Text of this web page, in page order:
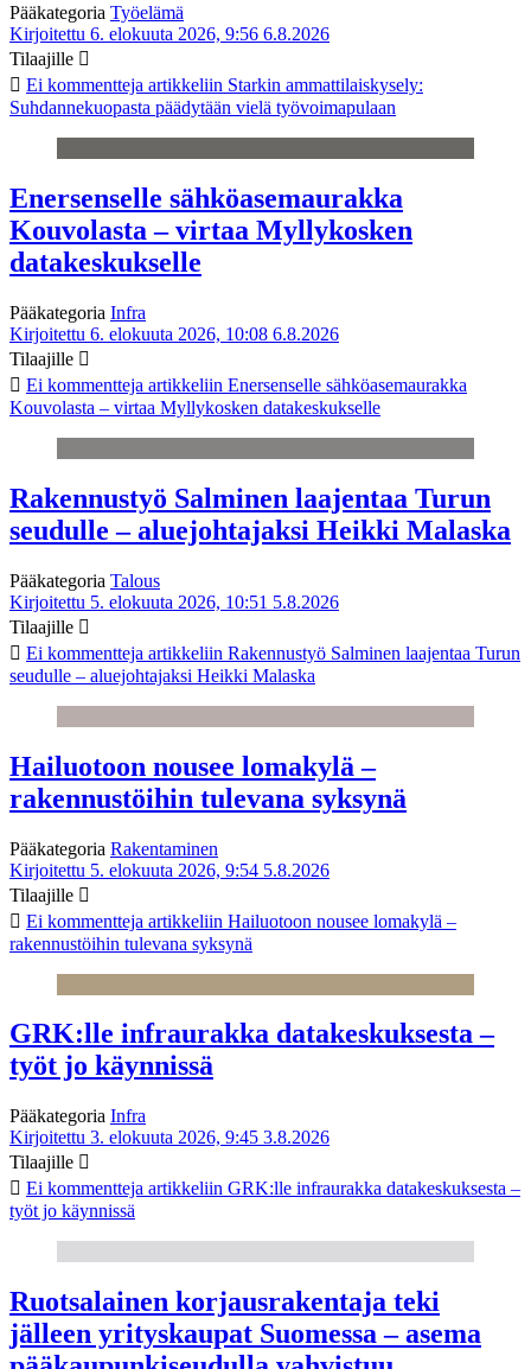
Pääkategoria Työelämä
Kirjoitettu 6. elokuuta 2026, 9:56 6.8.2026
Tilaajille
Ei kommentteja artikkeliin Starkin ammattilaiskysely:
Suhdannekuopasta päädytään vielä työvoimapulaan
Enersenselle sähköasemaurakka
Kouvolasta – virtaa Myllykosken
datakeskukselle
Pääkategoria Infra
Kirjoitettu 6. elokuuta 2026, 10:08 6.8.2026
Tilaajille
Ei kommentteja artikkeliin Enersenselle sähköasemaurakka
Kouvolasta – virtaa Myllykosken datakeskukselle
Rakennustyö Salminen laajentaa Turun
seudulle – aluejohtajaksi Heikki Malaska
Pääkategoria Talous
Kirjoitettu 5. elokuuta 2026, 10:51 5.8.2026
Tilaajille
Ei kommentteja artikkeliin Rakennustyö Salminen laajentaa Turun
seudulle – aluejohtajaksi Heikki Malaska
Hailuotoon nousee lomakylä –
rakennustöihin tulevana syksynä
Pääkategoria Rakentaminen
Kirjoitettu 5. elokuuta 2026, 9:54 5.8.2026
Tilaajille
Ei kommentteja artikkeliin Hailuotoon nousee lomakylä –
rakennustöihin tulevana syksynä
GRK:lle infraurakka datakeskuksesta –
työt jo käynnissä
Pääkategoria Infra
Kirjoitettu 3. elokuuta 2026, 9:45 3.8.2026
Tilaajille
Ei kommentteja artikkeliin GRK:lle infraurakka datakeskuksesta –
työt jo käynnissä
Ruotsalainen korjausrakentaja teki
jälleen yrityskaupat Suomessa – asema